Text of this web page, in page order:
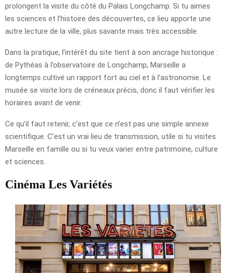
prolongent la visite du côté du Palais Longchamp. Si tu aimes
les sciences et l’histoire des découvertes, ce lieu apporte une
autre lecture de la ville, plus savante mais très accessible.
Dans la pratique, l’intérêt du site tient à son ancrage historique :
de Pythéas à l’observatoire de Longchamp, Marseille a
longtemps cultivé un rapport fort au ciel et à l’astronomie. Le
musée se visite lors de créneaux précis, donc il faut vérifier les
horaires avant de venir.
Ce qu’il faut retenir, c’est que ce n’est pas une simple annexe
scientifique. C’est un vrai lieu de transmission, utile si tu visites
Marseille en famille ou si tu veux varier entre patrimoine, culture
et sciences.
Cinéma Les Variétés